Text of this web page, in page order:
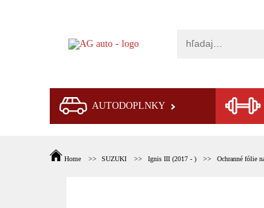
AUTODOPLNKY
Home SUZUKI Ignis III (2017 - ) Ochranné fólie